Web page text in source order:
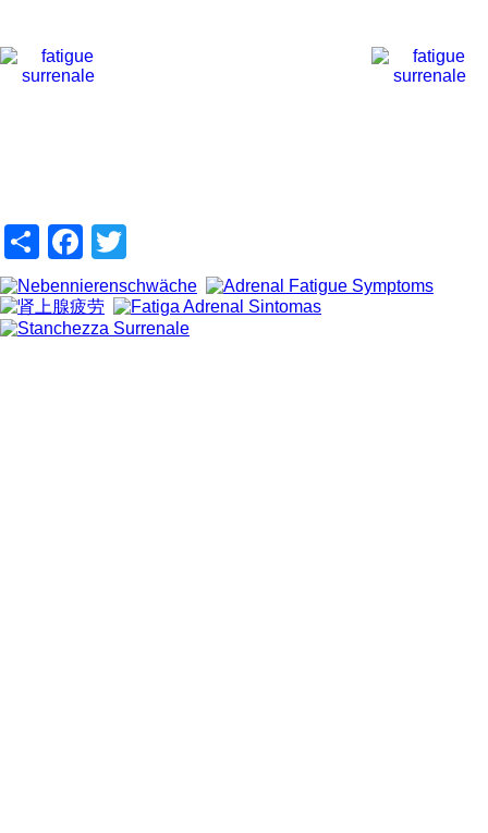
ShareFacebook